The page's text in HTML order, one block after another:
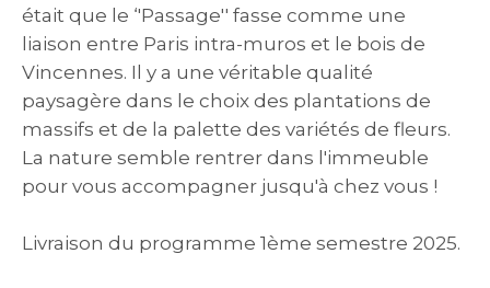
était que le ‘'Passage'' fasse comme une
liaison entre Paris intra-muros et le bois de
Vincennes. Il y a une véritable qualité
paysagère dans le choix des plantations de
massifs et de la palette des variétés de fleurs.
La nature semble rentrer dans l'immeuble
pour vous accompagner jusqu'à chez vous !
Livraison du programme 1ème semestre 2025.